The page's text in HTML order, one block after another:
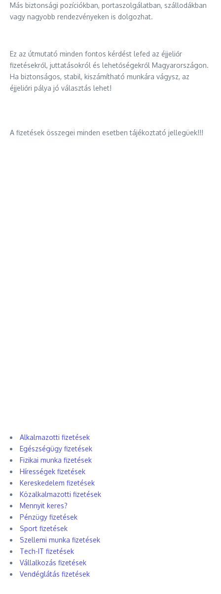
Más biztonsági pozíciókban, portaszolgálatban, szállodákban
vagy nagyobb rendezvényeken is dolgozhat.
Ez az útmutató minden fontos kérdést lefed az éjjeliőr
fizetésekről, juttatásokról és lehetőségekről Magyarországon.
Ha biztonságos, stabil, kiszámítható munkára vágysz, az
éjjeliőri pálya jó választás lehet!
A fizetések összegei minden esetben tájékoztató jellegüek!!!
Alkalmazotti fizetések
Egészségügy fizetések
Fizikai munka fizetések
Hírességek fizetések
Kereskedelem fizetések
Közalkalmazotti fizetések
Mennyit keres?
Pénzügy fizetések
Sport fizetések
Szellemi munka fizetések
Tech-IT fizetések
Vállalkozás fizetések
Vendéglátás fizetések